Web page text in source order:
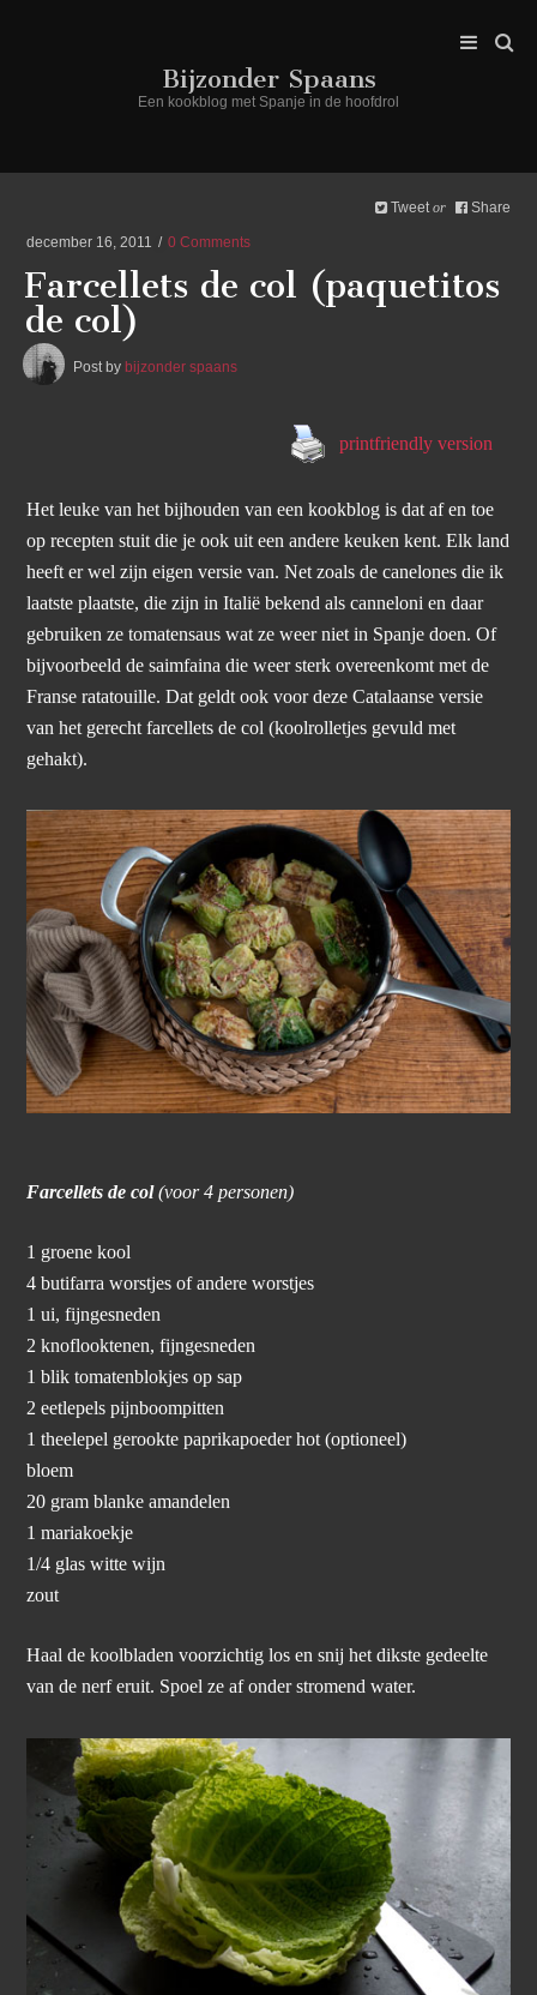
Bijzonder Spaans
Een kookblog met Spanje in de hoofdrol
Tweet or Share
december 16, 2011 0 Comments
Farcellets de col (paquetitos
de col)
Post by bijzonder spaans
printfriendly version
Het leuke van het bijhouden van een kookblog is dat af en toe
op recepten stuit die je ook uit een andere keuken kent. Elk land
heeft er wel zijn eigen versie van. Net zoals de canelones die ik
laatste plaatste, die zijn in Italië bekend als canneloni en daar
gebruiken ze tomatensaus wat ze weer niet in Spanje doen. Of
bijvoorbeeld de saimfaina die weer sterk overeenkomt met de
Franse ratatouille. Dat geldt ook voor deze Catalaanse versie
van het gerecht farcellets de col (koolrolletjes gevuld met
gehakt).
Farcellets de col(voor 4 personen)
1 groene kool
4 butifarra worstjes of andere worstjes
1 ui, fijngesneden
2 knoflooktenen, fijngesneden
1 blik tomatenblokjes op sap
2 eetlepels pijnboompitten
1 theelepel gerookte paprikapoeder hot (optioneel)
bloem
20 gram blanke amandelen
1 mariakoekje
1/4 glas witte wijn
zout
Haal de koolbladen voorzichtig los en snij het dikste gedeelte
van de nerf eruit. Spoel ze af onder stromend water.